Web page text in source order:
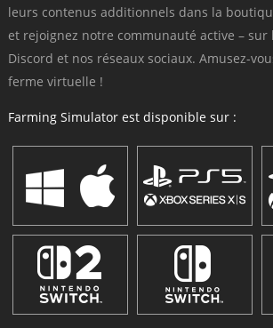
leurs contenus additionnels dans la
et rejoignez notre communauté active – sur
Discord et nos réseaux sociaux. Amusez-
ferme virtuelle !
Farming Simulator est disponible sur :